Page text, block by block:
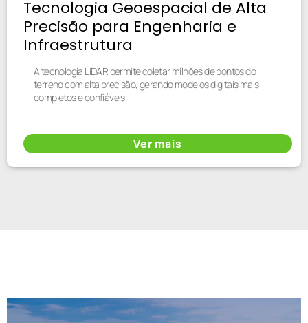
Tecnologia Geoespacial de Alta
Precisão para Engenharia e
Infraestrutura
A tecnologia LiDAR permite coletar milhões de pontos do
terreno com alta precisão, gerando modelos digitais mais
completos e confiáveis.
Ver mais